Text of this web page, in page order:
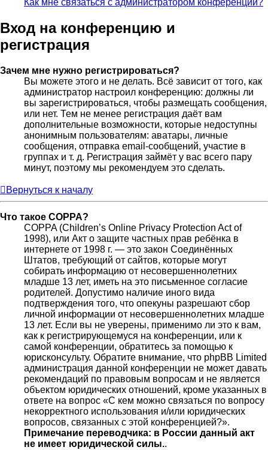
Как мне связаться с администратором конференции?
Вход на конференцию и
регистрация
Зачем мне нужно регистрироваться?
Вы можете этого и не делать. Всё зависит от того, как
администратор настроил конференцию: должны ли
вы зарегистрироваться, чтобы размещать сообщения,
или нет. Тем не менее регистрация даёт вам
дополнительные возможности, которые недоступны
анонимным пользователям: аватары, личные
сообщения, отправка email-сообщений, участие в
группах и т. д. Регистрация займёт у вас всего пару
минут, поэтому мы рекомендуем это сделать.
Вернуться к началу
Что такое COPPA?
COPPA (Children’s Online Privacy Protection Act of
1998), или Акт о защите частных прав ребёнка в
интернете от 1998 г. — это закон Соединённых
Штатов, требующий от сайтов, которые могут
собирать информацию от несовершеннолетних
младше 13 лет, иметь на это письменное согласие
родителей. Допустимо наличие иного вида
подтверждения того, что опекуны разрешают сбор
личной информации от несовершеннолетних младше
13 лет. Если вы не уверены, применимо ли это к вам,
как к регистрирующемуся на конференции, или к
самой конференции, обратитесь за помощью к
юрисконсульту. Обратите внимание, что phpBB Limited
администрация данной конференции не может давать
рекомендаций по правовым вопросам и не является
объектом юридических отношений, кроме указанных в
ответе на вопрос «С кем можно связаться по вопросу
некорректного использования и/или юридических
вопросов, связанных с этой конференцией?».
Примечание переводчика: в России данный акт
не имеет юридической силы..